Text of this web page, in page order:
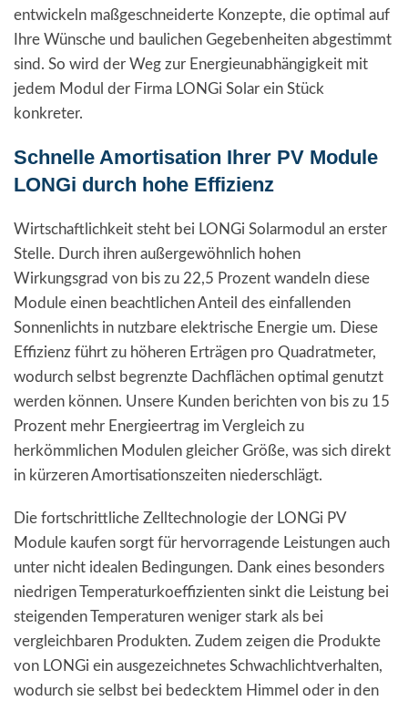
entwickeln maßgeschneiderte Konzepte, die optimal auf
Ihre Wünsche und baulichen Gegebenheiten abgestimmt
sind. So wird der Weg zur Energieunabhängigkeit mit
jedem Modul der Firma LONGi Solar ein Stück
konkreter.
Schnelle Amortisation Ihrer PV Module
LONGi durch hohe Effizienz
Wirtschaftlichkeit steht bei LONGi Solarmodul an erster
Stelle. Durch ihren außergewöhnlich hohen
Wirkungsgrad von bis zu 22,5 Prozent wandeln diese
Module einen beachtlichen Anteil des einfallenden
Sonnenlichts in nutzbare elektrische Energie um. Diese
Effizienz führt zu höheren Erträgen pro Quadratmeter,
wodurch selbst begrenzte Dachflächen optimal genutzt
werden können. Unsere Kunden berichten von bis zu 15
Prozent mehr Energieertrag im Vergleich zu
herkömmlichen Modulen gleicher Größe, was sich direkt
in kürzeren Amortisationszeiten niederschlägt.
Die fortschrittliche Zelltechnologie der LONGi PV
Module kaufen sorgt für hervorragende Leistungen auch
unter nicht idealen Bedingungen. Dank eines besonders
niedrigen Temperaturkoeffizienten sinkt die Leistung bei
steigenden Temperaturen weniger stark als bei
vergleichbaren Produkten. Zudem zeigen die Produkte
von LONGi ein ausgezeichnetes Schwachlichtverhalten,
wodurch sie selbst bei bedecktem Himmel oder in den